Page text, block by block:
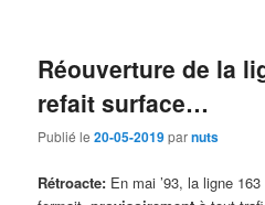
Réouverture de la
refait surface…
Publié le20-05-2019parnuts
Rétroacte: En mai ’93, la ligne